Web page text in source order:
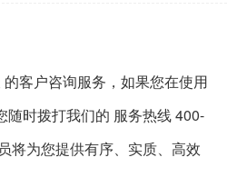
客户咨询服务，如果您在使用
随时拨打我们的 服务热线 400-
将为您提供有序、实质、高效